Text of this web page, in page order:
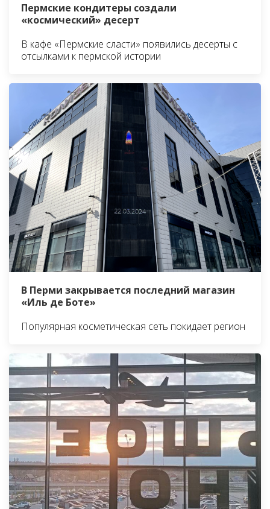
Пермские кондитеры создали
«космический» десерт
В кафе «Пермские сласти» появились десерты с
отсылками к пермской истории
В Перми закрывается последний магазин
«Иль де Боте»
Популярная косметическая сеть покидает регион